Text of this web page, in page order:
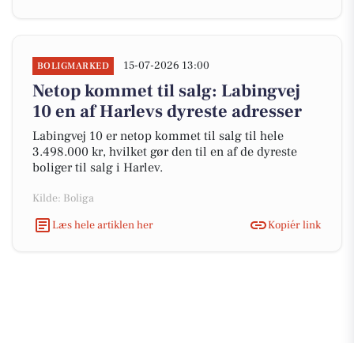
BOLIGMARKED 15-07-2026 13:00
Netop kommet til salg: Labingvej
10 en af Harlevs dyreste adresser
Labingvej 10 er netop kommet til salg til hele
3.498.000 kr, hvilket gør den til en af de dyreste
boliger til salg i Harlev.
Kilde: Boliga
Læs hele artiklen her
Kopiér link